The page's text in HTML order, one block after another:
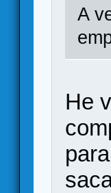
A
He